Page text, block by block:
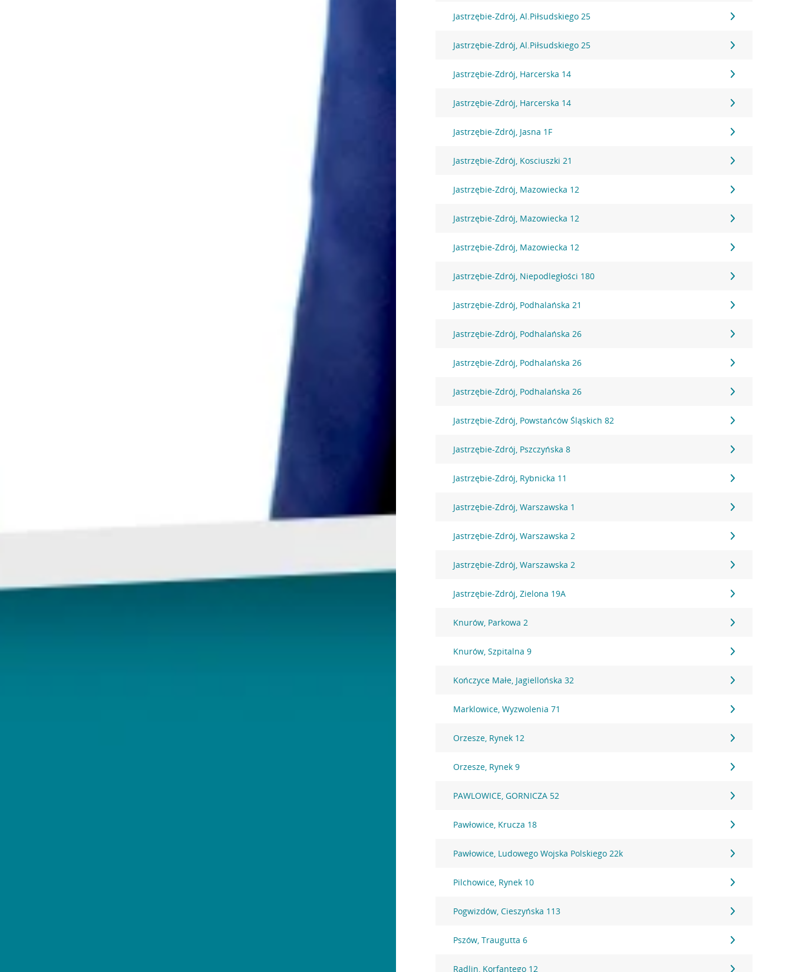
Jastrzębie-Zdrój, Al.Piłsudskiego 25
Jastrzębie-Zdrój, Al.Piłsudskiego 25
Jastrzębie-Zdrój, Harcerska 14
Jastrzębie-Zdrój, Harcerska 14
Jastrzębie-Zdrój, Jasna 1F
Jastrzębie-Zdrój, Kosciuszki 21
Jastrzębie-Zdrój, Mazowiecka 12
Jastrzębie-Zdrój, Mazowiecka 12
Jastrzębie-Zdrój, Mazowiecka 12
Jastrzębie-Zdrój, Niepodległości 180
Jastrzębie-Zdrój, Podhalańska 21
Jastrzębie-Zdrój, Podhalańska 26
Jastrzębie-Zdrój, Podhalańska 26
Jastrzębie-Zdrój, Podhalańska 26
Jastrzębie-Zdrój, Powstańców Śląskich 82
Jastrzębie-Zdrój, Pszczyńska 8
Jastrzębie-Zdrój, Rybnicka 11
Jastrzębie-Zdrój, Warszawska 1
Jastrzębie-Zdrój, Warszawska 2
Jastrzębie-Zdrój, Warszawska 2
Jastrzębie-Zdrój, Zielona 19A
Knurów, Parkowa 2
Knurów, Szpitalna 9
Kończyce Małe, Jagiellońska 32
Marklowice, Wyzwolenia 71
Orzesze, Rynek 12
Orzesze, Rynek 9
PAWLOWICE, GORNICZA 52
Pawłowice, Krucza 18
Pawłowice, Ludowego Wojska Polskiego 22k
Pilchowice, Rynek 10
Pogwizdów, Cieszyńska 113
Pszów, Traugutta 6
Radlin, Korfantego 12